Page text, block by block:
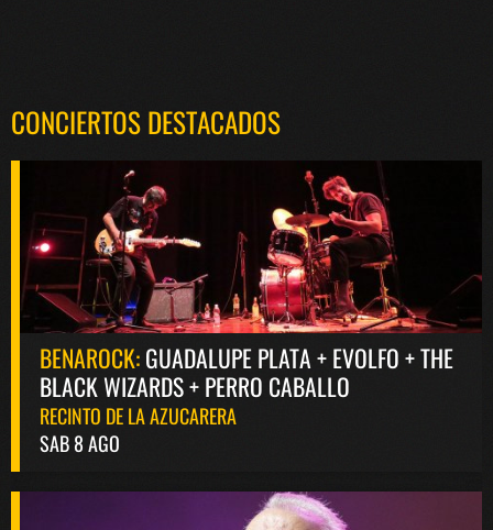
CONCIERTOS DESTACADOS
BENAROCK:GUADALUPE PLATA + EVOLFO + THE
BLACK WIZARDS + PERRO CABALLO
RECINTO DE LA AZUCARERA
SAB 8 AGO